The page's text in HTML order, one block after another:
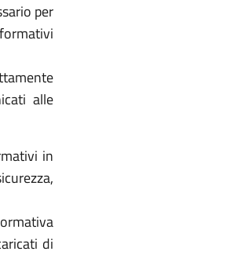
per
alle
in
di